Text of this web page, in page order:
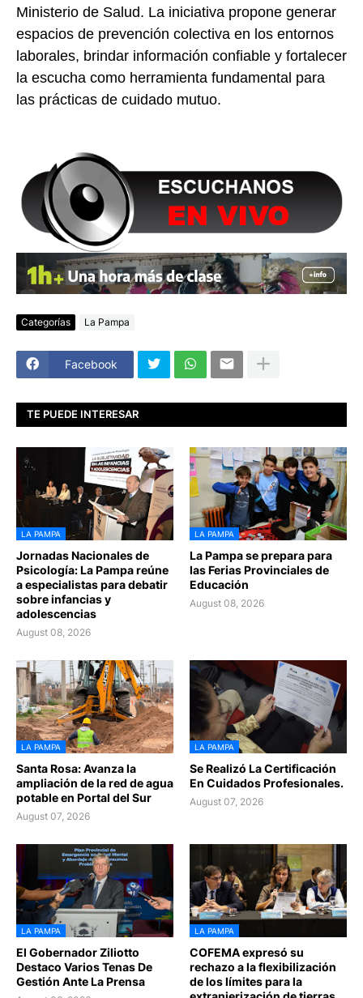
Ministerio de Salud. La iniciativa propone generar
espacios de prevención colectiva en los entornos
laborales, brindar información confiable y fortalecer
la escucha como herramienta fundamental para
las prácticas de cuidado mutuo.
Categorías La Pampa
Facebook
TE PUEDE INTERESAR
LA PAMPA
Jornadas Nacionales de
Psicología: La Pampa reúne
a especialistas para debatir
sobre infancias y
adolescencias
August 08, 2026
LA PAMPA
La Pampa se prepara para
las Ferias Provinciales de
Educación
August 08, 2026
LA PAMPA
Santa Rosa: Avanza la
ampliación de la red de agua
potable en Portal del Sur
August 07, 2026
LA PAMPA
Se Realizó La Certificación
En Cuidados Profesionales.
August 07, 2026
LA PAMPA
El Gobernador Ziliotto
Destaco Varios Tenas De
Gestión Ante La Prensa
LA PAMPA
COFEMA expresó su
rechazo a la flexibilización
de los límites para la